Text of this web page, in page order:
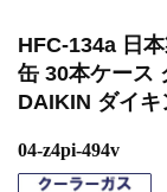
HFC-134a 日
缶 30本ケース
DAIKIN ダイキ
04-z4pi-494v